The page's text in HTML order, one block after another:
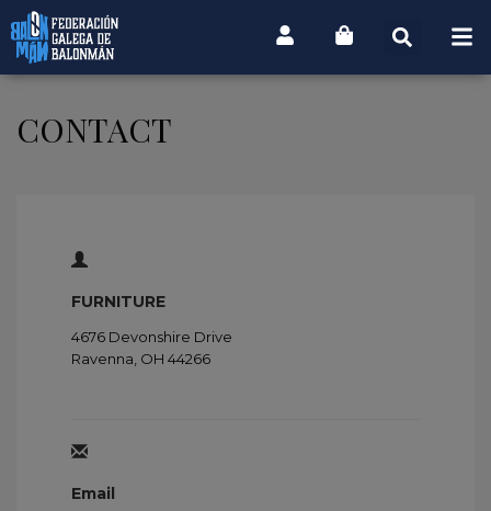
CONTACT
FURNITURE
4676 Devonshire Drive
Ravenna, OH 44266
Email